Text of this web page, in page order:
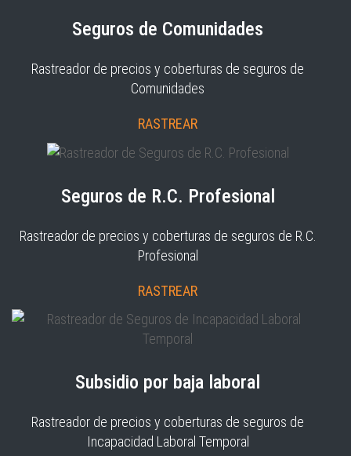
Seguros de Comunidades
Rastreador de precios y coberturas de seguros de
Comunidades
RASTREAR
Seguros de R.C. Profesional
Rastreador de precios y coberturas de seguros de R.C.
Profesional
RASTREAR
Subsidio por baja laboral
Rastreador de precios y coberturas de seguros de
Incapacidad Laboral Temporal